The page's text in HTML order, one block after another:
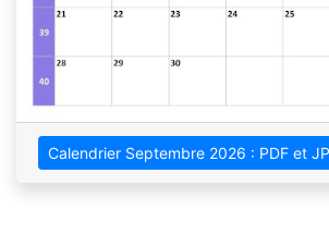
Calendrier Septembre 2026 : PDF et